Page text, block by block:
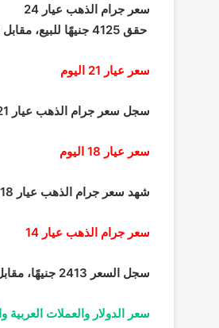
سعر جرام الذهب عيار 24
حقق 4125 جنيهًا للبيع، مقابل 4102 جنيهًا للشراء.
سعر عيار 21 اليوم
سجل سعر جرام الذهب عيار 21 خلال تعاملات اليوم 3610 جنيهًا للبيع، في المقابل 3590 جنيهًا للشراء.
سعر عيار 18 اليوم
شهد سعر جرام الذهب عيار 18 3094 جنيهًا للبيع، مقابل 3077 جنيهًا للشراء.
سعر جرام الذهب عيار 14
سجل السعر 2413 جنيهًا، مقابل 2400 جنيهًا
سعر الدولار والعملات العربية والأجنبية